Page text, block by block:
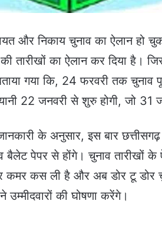
और निकाय चुनाव का ऐलान हो
तारीखों का ऐलान कर दिया है।
गया कि, 24 फरवरी तक चुनाव
22 जनवरी से शुरु होगी, जो 31
के अनुसार, इस बार
बैलेट पेपर से होंगे। चुनाव तारीखों
कमर कस ली है और अब डोर टू डोर
की घोषणा करेंगे।